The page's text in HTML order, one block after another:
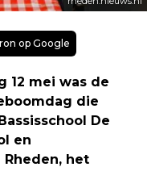
op Google
12 mei was de
die
De
en
Rheden, het